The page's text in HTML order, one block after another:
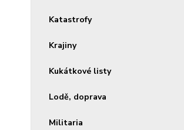
Katastrofy
Krajiny
Kukátkové listy
Lodě, doprava
Militaria